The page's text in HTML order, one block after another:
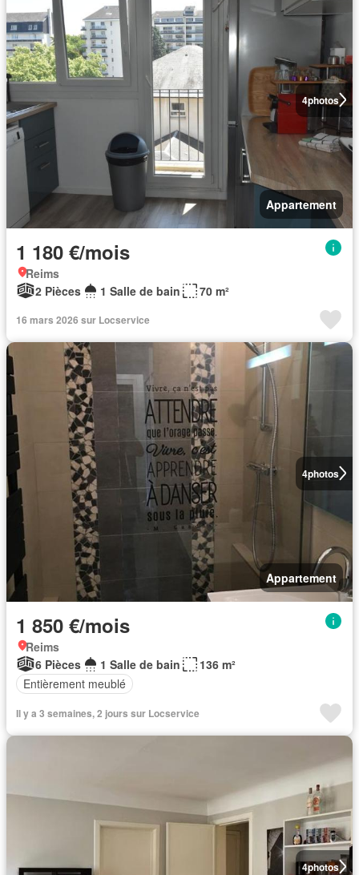
4photos
Appartement
1 180 €/mois
Reims
2 Pièces
1 Salle de bain 70 m²
16 mars 2026 sur Locservice
4photos
Appartement
1 850 €/mois
Reims
6 Pièces
1 Salle de bain
136 m²
Entièrement meublé
Il y a 3 semaines, 2 jours sur Locservice
4photos